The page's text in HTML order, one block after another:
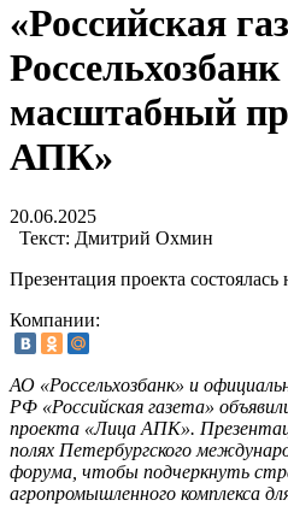
«Российская
масштабный
АПК»
20.06.2025
Текст: Дмитрий Охмин
Презентация проекта
Компании:
АО «Россельхозбанк» и
РФ «Российская газета»
проекта «Лица АПК».
полях Петербургского
форума, чтобы подчеркнуть
агропромышленного комплекса